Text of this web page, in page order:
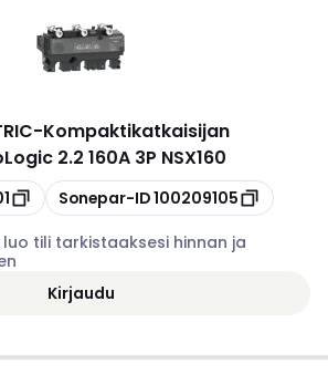
-Kompaktikatkaisijan
2.2 160A 3P NSX160
Kopioi
Sonepar-ID100209105
tili tarkistaaksesi hinnan ja
Kirjaudu